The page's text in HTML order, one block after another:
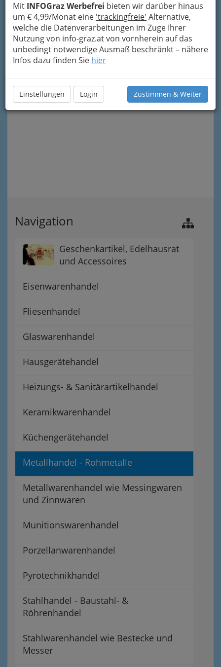
Mit INFOGraz Werbefrei bieten wir darüber hinaus
um € 4,99/Monat eine 'trackingfreie' Alternative,
welche die Datenverarbeitungen im Zuge Ihrer
Nutzung von info-graz.at von vornherein auf das
unbedingt notwendige Ausmaß beschränkt – nähere
Infos dazu finden Sie hier
Einstellungen Login Zustimmen & Weiter
Navigation
Geschenkartikel, Edelhausrat
und Accessoires
Eisenwarenhandel
Fliesenhandel
Glaswarenhandel
Hausgerätehandel
Heizungs- & Sanitärartikelhandel
Keramikwarenhandel
Küchengerätehandel
Metallhandel - Rohmetalle
Metallwarenhandel wie Messingwaren
und Zinnwaren
Munitionswarenhandel
Porzellanwarenhandel
Pyrotechnikhandel
Stahlhandel - Baustahl- &
Röhrenhandel
Stahlwarenhandel wie Bestecke und
Messer